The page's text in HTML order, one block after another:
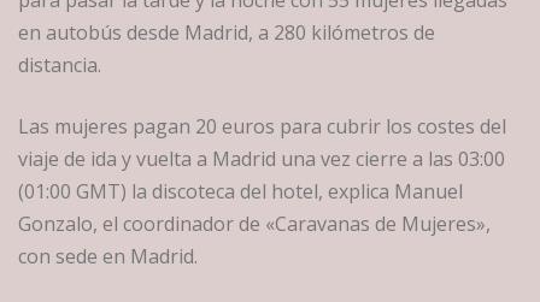
en autobús desde Madrid, a 280 kilómetros de
distancia.
Las mujeres pagan 20 euros para cubrir los costes del
viaje de ida y vuelta a Madrid una vez cierre a las 03:00
(01:00 GMT) la discoteca del hotel, explica Manuel
Gonzalo, el coordinador de «Caravanas de Mujeres»,
con sede en Madrid.